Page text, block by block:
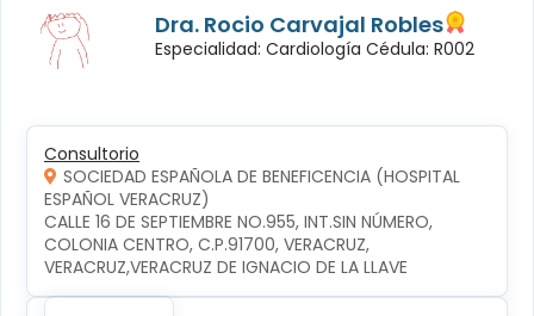
Dra. Rocio Carvajal Robles
Especialidad: Cardiología Cédula: R002
Consultorio
SOCIEDAD ESPAÑOLA DE BENEFICENCIA (HOSPITAL
ESPAÑOL VERACRUZ)
CALLE 16 DE SEPTIEMBRE NO.955, INT.SIN NÚMERO,
COLONIA CENTRO, C.P.91700, VERACRUZ,
VERACRUZ,VERACRUZ DE IGNACIO DE LA LLAVE